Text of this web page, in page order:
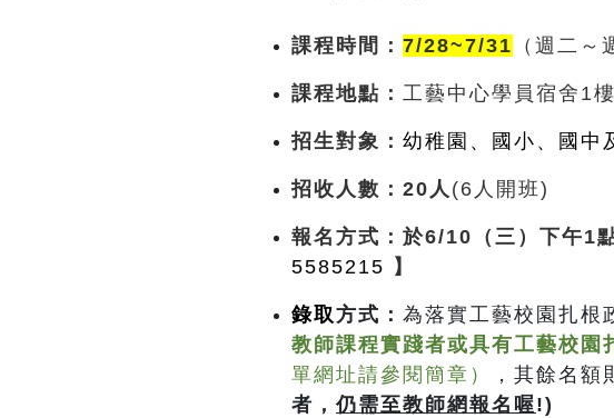
課程時間： 7/28~7/31 （週 二～
課程地點： 工藝中心學員宿舍1
招生對象： 幼稚園、國小、國中
招收人數：20人 (6人開班)
報名方式 ：於6/10（三）下午1
5585215 】
錄取方式 ： 為落實工藝校園扎根
教師課程實踐者或具有工藝校園
單網址請參閱簡章）
，其餘名額
者， 仍需至教師網報名喔!)